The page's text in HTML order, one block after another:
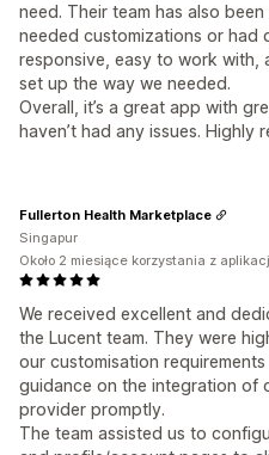
need. Their team has also
needed customizations or had
responsive, easy to work with,
set up the way we needed.
Overall, it’s a great app with
haven’t had any issues. Highly
We received excellent and
the Lucent team. They were
our customisation
guidance on the integration of
provider promptly.
The team assisted us to
Fullerton Health Marketplace
Singapur
Około 2 miesiące korzystania z